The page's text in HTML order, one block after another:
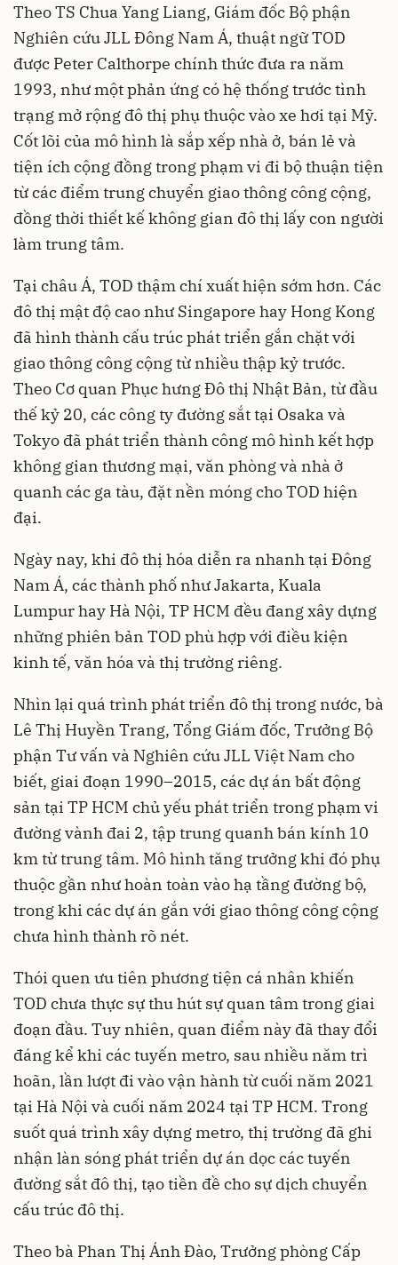
Theo TS Chua Yang Liang, Giám đốc Bộ phận
Nghiên cứu JLL Đông Nam Á, thuật ngữ TOD
được Peter Calthorpe chính thức đưa ra năm
1993, như một phản ứng có hệ thống trước tình
trạng mở rộng đô thị phụ thuộc vào xe hơi tại Mỹ.
Cốt lõi của mô hình là sắp xếp nhà ở, bán lẻ và
tiện ích cộng đồng trong phạm vi đi bộ thuận tiện
từ các điểm trung chuyển giao thông công cộng,
đồng thời thiết kế không gian đô thị lấy con người
làm trung tâm.
Tại châu Á, TOD thậm chí xuất hiện sớm hơn. Các
đô thị mật độ cao như Singapore hay Hong Kong
đã hình thành cấu trúc phát triển gắn chặt với
giao thông công cộng từ nhiều thập kỷ trước.
Theo Cơ quan Phục hưng Đô thị Nhật Bản, từ đầu
thế kỷ 20, các công ty đường sắt tại Osaka và
Tokyo đã phát triển thành công mô hình kết hợp
không gian thương mại, văn phòng và nhà ở
quanh các ga tàu, đặt nền móng cho TOD hiện
đại.
Ngày nay, khi đô thị hóa diễn ra nhanh tại Đông
Nam Á, các thành phố như Jakarta, Kuala
Lumpur hay Hà Nội, TP HCM đều đang xây dựng
những phiên bản TOD phù hợp với điều kiện
kinh tế, văn hóa và thị trường riêng.
Nhìn lại quá trình phát triển đô thị trong nước, bà
Lê Thị Huyền Trang, Tổng Giám đốc, Trưởng Bộ
phận Tư vấn và Nghiên cứu JLL Việt Nam cho
biết, giai đoạn 1990–2015, các dự án bất động
sản tại TP HCM chủ yếu phát triển trong phạm vi
đường vành đai 2, tập trung quanh bán kính 10
km từ trung tâm. Mô hình tăng trưởng khi đó phụ
thuộc gần như hoàn toàn vào hạ tầng đường bộ,
trong khi các dự án gắn với giao thông công cộng
chưa hình thành rõ nét.
Thói quen ưu tiên phương tiện cá nhân khiến
TOD chưa thực sự thu hút sự quan tâm trong giai
đoạn đầu. Tuy nhiên, quan điểm này đã thay đổi
đáng kể khi các tuyến metro, sau nhiều năm trì
hoãn, lần lượt đi vào vận hành từ cuối năm 2021
tại Hà Nội và cuối năm 2024 tại TP HCM. Trong
suốt quá trình xây dựng metro, thị trường đã ghi
nhận làn sóng phát triển dự án dọc các tuyến
đường sắt đô thị, tạo tiền đề cho sự dịch chuyển
cấu trúc đô thị.
Theo bà Phan Thị Ánh Đào, Trưởng phòng Cấp